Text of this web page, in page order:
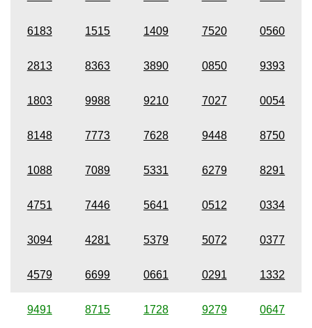
6183 1515 1409 7520 0560
2813 8363 3890 0850 9393
1803 9988 9210 7027 0054
8148 7773 7628 9448 8750
1088 7089 5331 6279 8291
4751 7446 5641 0512 0334
3094 4281 5379 5072 0377
4579 6699 0661 0291 1332
9491 8715 1728 9279 0647